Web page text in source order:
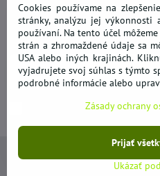
Odoberať
Chcem sa prihlásiť k odberu
Cookies používame na
stránky, analýzu jej výkonnosti
používaní. Na tento účel
strán a zhromaždené údaje sa
USA alebo iných krajinách.
vyjadrujete svoj súhlas s týmto
podrobné informácie alebo
Zásady ochrany
Ukázať
Prijať